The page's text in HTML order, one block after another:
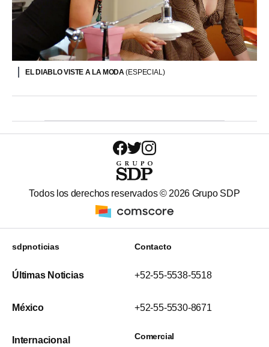
EL DIABLO VISTE A LA MODA(ESPECIAL)
Todos los derechos reservados © 2026 Grupo SDP
sdpnoticias
Últimas Noticias
México
Internacional
Contacto
+52-55-5538-5518
+52-55-5530-8671
Comercial